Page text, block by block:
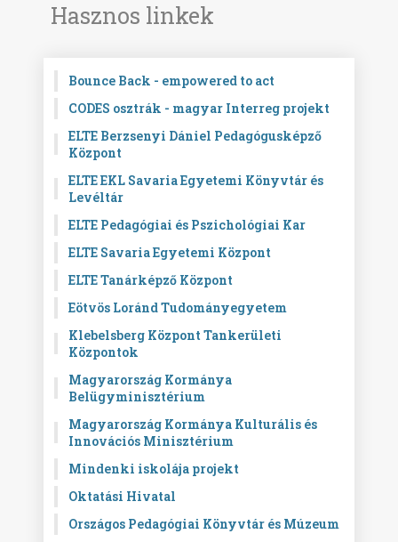
Hasznos linkek
Bounce Back - empowered to act
CODES osztrák - magyar Interreg projekt
ELTE Berzsenyi Dániel Pedagógusképző
Központ
ELTE EKL Savaria Egyetemi Könyvtár és
Levéltár
ELTE Pedagógiai és Pszichológiai Kar
ELTE Savaria Egyetemi Központ
ELTE Tanárképző Központ
Eötvös Loránd Tudományegyetem
Klebelsberg Központ Tankerületi
Központok
Magyarország Kormánya
Belügyminisztérium
Magyarország Kormánya Kulturális és
Innovációs Minisztérium
Mindenki iskolája projekt
Oktatási Hivatal
Országos Pedagógiai Könyvtár és Múzeum